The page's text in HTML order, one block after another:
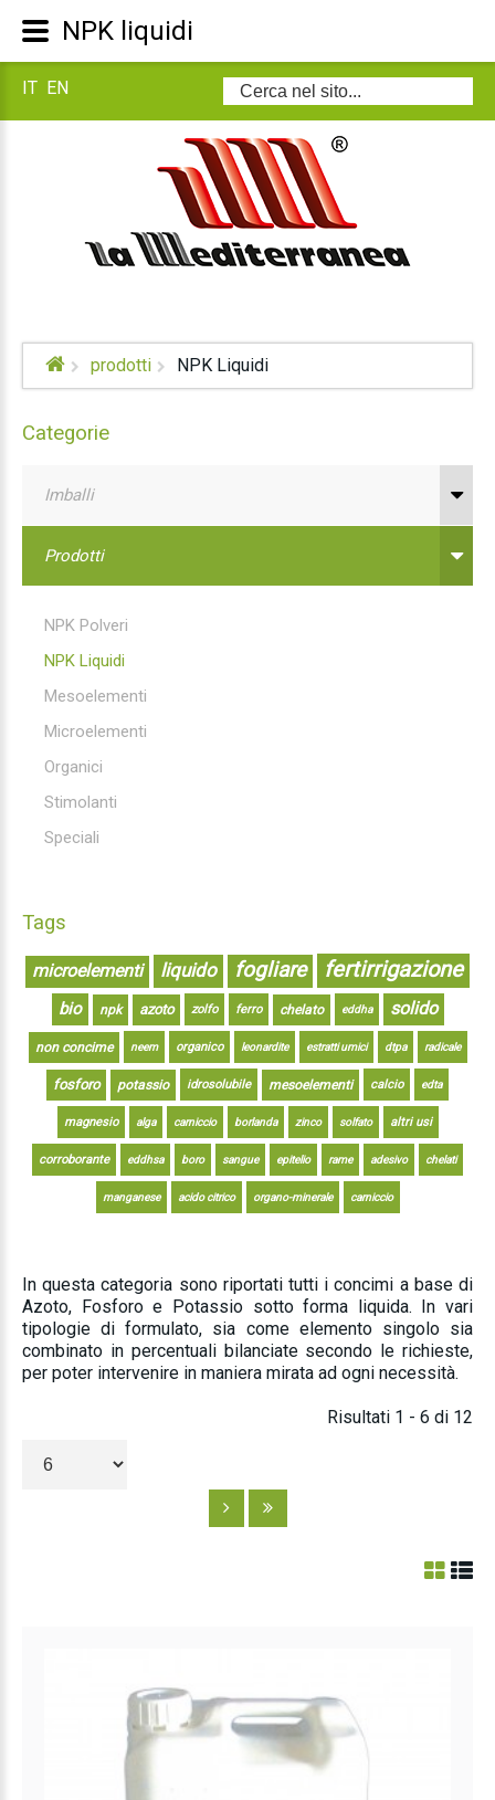
Cerca...
IT EN
prodotti NPK Liquidi
Categorie
Imballi
Prodotti
NPK Polveri
NPK Liquidi
Mesoelementi
Microelementi
Organici
Stimolanti
Speciali
Tags
microelementi liquido fogliare fertirrigazione
bio npk azoto zolfo ferro chelato eddha solido
non concime neem organico leonardite estratti umici dtpa radicale
fosforo potassio idrosolubile mesoelementi calcio edta
magnesio alga carniccio borlanda zinco solfato altri usi
corroborante eddhsa boro sangue epitelio rame adesivo chelati
manganese acido citrico organo-minerale carniccio
In questa categoria sono riportati tutti i concimi a base di
Azoto, Fosforo e Potassio sotto forma liquida. In vari
tipologie di formulato, sia come elemento singolo sia
combinato in percentuali bilanciate secondo le richieste,
per poter intervenire in maniera mirata ad ogni necessità.
Risultati 1 - 6 di 12
NPK liquidi